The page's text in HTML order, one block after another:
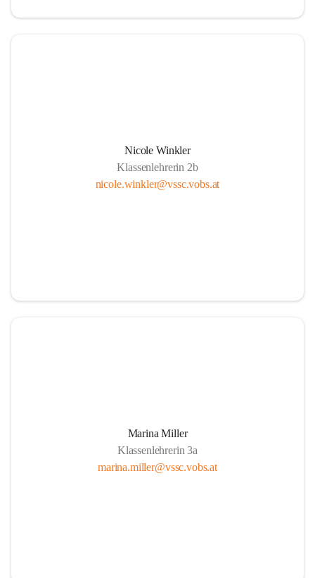
Nicole Winkler
Klassenlehrerin 2b
nicole.winkler@vssc.vobs.at
Marina Miller
Klassenlehrerin 3a
marina.miller@vssc.vobs.at